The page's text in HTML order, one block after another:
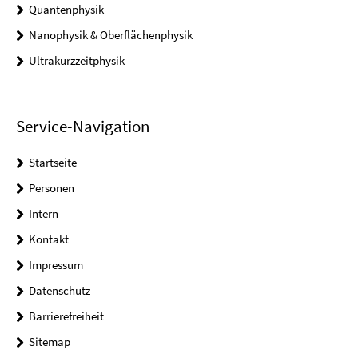
Quantenphysik
Nanophysik & Oberflächenphysik
Ultrakurzzeitphysik
Service-Navigation
Startseite
Personen
Intern
Kontakt
Impressum
Datenschutz
Barrierefreiheit
Sitemap